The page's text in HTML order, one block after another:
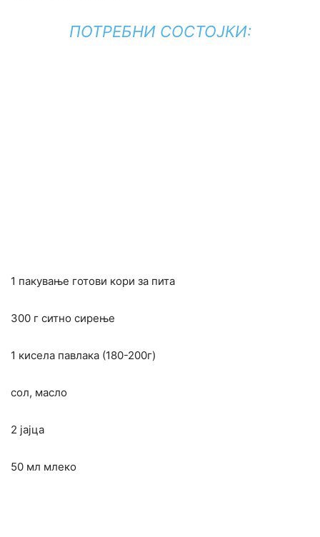
ПОТРЕБНИ СОСТОЈКИ:
1 пакување готови кори за пита
300 г ситно сирење
1 кисела павлака (180-200г)
сол, масло
2 јајца
50 мл млеко